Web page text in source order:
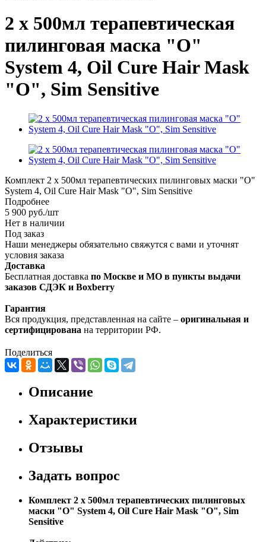
2 x 500мл терапевтическая
пилинговая маска "О"
System 4, Oil Cure Hair Mask
"O", Sim Sensitive
Комплект 2 х 500мл терапевтических пилинговых маски "О"
System 4, Oil Cure Hair Mask "O", Sim Sensitive
Подробнее
5 900 руб./шт
Нет в наличии
Под заказ
Наши менеджеры обязательно свяжутся с вами и уточнят
условия заказа
Доставка
Бесплатная доставка по Москве и МО в пункты выдачи
заказов СДЭК и Boxberry
Гарантия
Вся продукция, представленная на сайте – оригинальная и
сертифицирована на территории РФ.
Поделиться
Описание
Характеристики
Отзывы
Задать вопрос
Комплект 2 x 500мл терапевтических пилинговых
маски "О" System 4, Oil Cure Hair Mask "O", Sim
Sensitive